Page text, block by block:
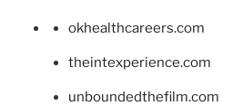
okhealthcareers.com
theintexperience.com
unboundedthefilm.com